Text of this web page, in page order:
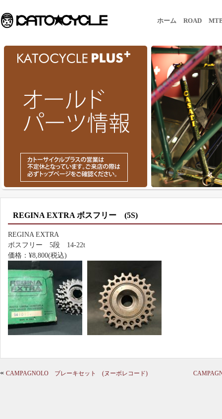
ホーム ROAD
REGINA EXTRA ボスフリー (5S)
REGINA EXTRA
ボスフリー 5段 14-22t
価格：¥8,800(税込)
« CAMPAGNOLO ブレーキセット (ヌーボレコード)